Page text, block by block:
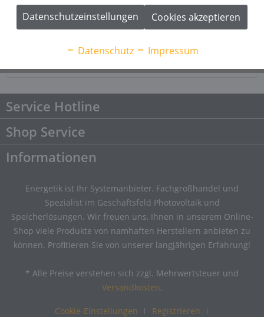
für Zuhause und kleine Betriebe ...mehr
Service Hotline
Shop Service
Informationen
Energetik ist Ihr Systemanbieter, Fachgroßhandel und
Spezialist im Geschäftsfeld Photovoltaik und
Speicherlösungen. Wir freuen uns, Ihnen in unserem Online-
Shop viele Produkte von namhaften Herstellern anbieten zu
können. Profitieren Sie von unserer langjährigen Erfahrung!
* Alle Preise verstehen sich zzgl. Mehrwertsteuer und
Versandkosten.
Cookie-Einstellungen Registrieren
Datenschutzeinstellungen
Cookies akzeptieren
Datenschutz Impressum